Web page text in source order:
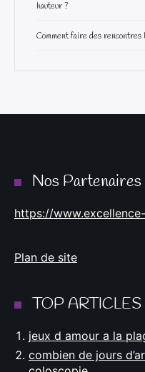
hauteur ?
Comment faire des rencontres
Nos Partenaires
https://
Plan de site
TOP ARTICLES
jeux d amour a la
combien de jours